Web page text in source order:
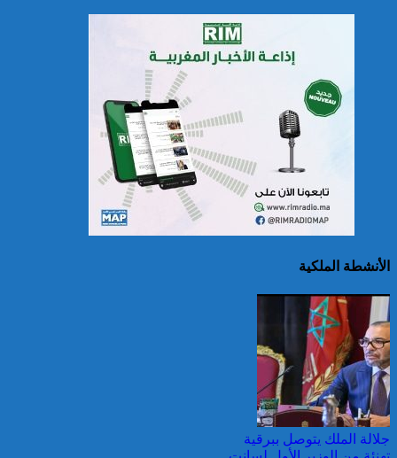
سريلانكا: إغلاق بعض
المدارس في مناطق جبلية
الصين تصدر إنذارين
لمواجهة العواصف المطيرة
وطقس شديد الحمل
الحراري
الأنشطة الملكية
جلالة الملك يتوصل ببرقية